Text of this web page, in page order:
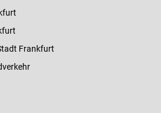
Frankfurt